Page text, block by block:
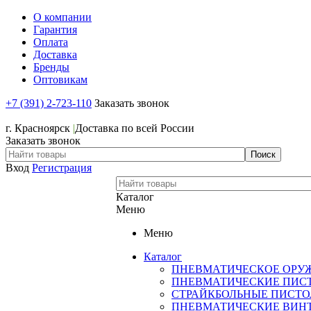
О компании
Гарантия
Оплата
Доставка
Бренды
Оптовикам
+7 (391) 2-723-110 Заказать звонок
г. Красноярск |Доставка по всей России
Заказать звонок
Вход Регистрация
Каталог
Меню
Меню
Каталог
ПНЕВМАТИЧЕСКОЕ
ПНЕВМАТИЧЕСКИЕ
СТРАЙКБОЛЬНЫЕ
ПНЕВМАТИЧЕСКИЕ